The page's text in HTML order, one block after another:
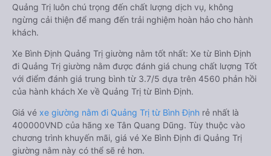
Quảng Trị luôn chú trọng đến chất lượng dịch vụ, không
ngừng cải thiện để mang đến trải nghiệm hoàn hảo cho hành
khách.
Xe Bình Định Quảng Trị giường nằm tốt nhất: Xe từ Bình Định
đi Quảng Trị giường nằm được đánh giá chung chất lượng Tốt
với điểm đánh giá trung bình từ 3.7/5 dựa trên 4560 phản hồi
của hành khách Xe về Quảng Trị từ Bình Định.
Giá vé xe giường nằm đi Quảng Trị từ Bình Định rẻ nhất là
400000VND của hãng xe Tân Quang Dũng. Tùy thuộc vào
chương trình khuyến mãi, giá vé Xe Bình Định đi Quảng Trị
giường nằm này có thể sẽ rẻ hơn.